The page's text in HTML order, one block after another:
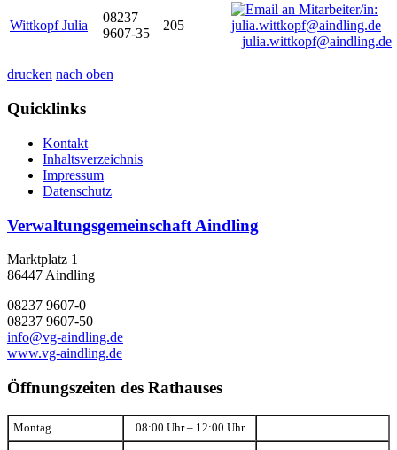
Wittkopf Julia
08237
9607-35
205
julia.wittkopf@aindling.de
drucken nach oben
Quicklinks
Kontakt
Inhaltsverzeichnis
Impressum
Datenschutz
Verwaltungsgemeinschaft Aindling
Marktplatz 1
86447 Aindling
08237 9607-0
08237 9607-50
info@vg-aindling.de
www.vg-aindling.de
Öffnungszeiten des Rathauses
Montag 08:00 Uhr – 12:00 Uhr